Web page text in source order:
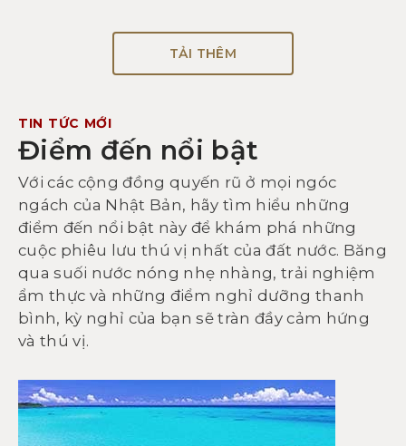
TẢI THÊM
TIN TỨC MỚI
Điểm đến nổi bật
Với các cộng đồng quyến rũ ở mọi ngóc
ngách của Nhật Bản, hãy tìm hiểu những
điểm đến nổi bật này để khám phá những
cuộc phiêu lưu thú vị nhất của đất nước. Băng
qua suối nước nóng nhẹ nhàng, trải nghiệm
ẩm thực và những điểm nghỉ dưỡng thanh
bình, kỳ nghỉ của bạn sẽ tràn đầy cảm hứng
và thú vị.